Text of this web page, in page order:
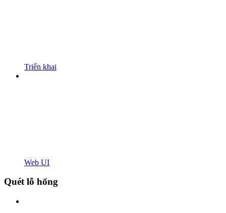
Triển khai
Web UI
Quét lỗ hổng